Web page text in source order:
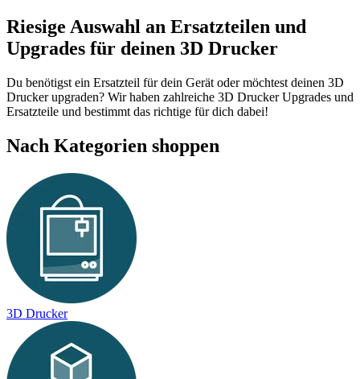
Riesige Auswahl an Ersatzteilen und
Upgrades für deinen 3D Drucker
Du benötigst ein Ersatzteil für dein Gerät oder möchtest deinen 3D
Drucker upgraden? Wir haben zahlreiche 3D Drucker Upgrades und
Ersatzteile und bestimmt das richtige für dich dabei!
Nach Kategorien shoppen
3D Drucker